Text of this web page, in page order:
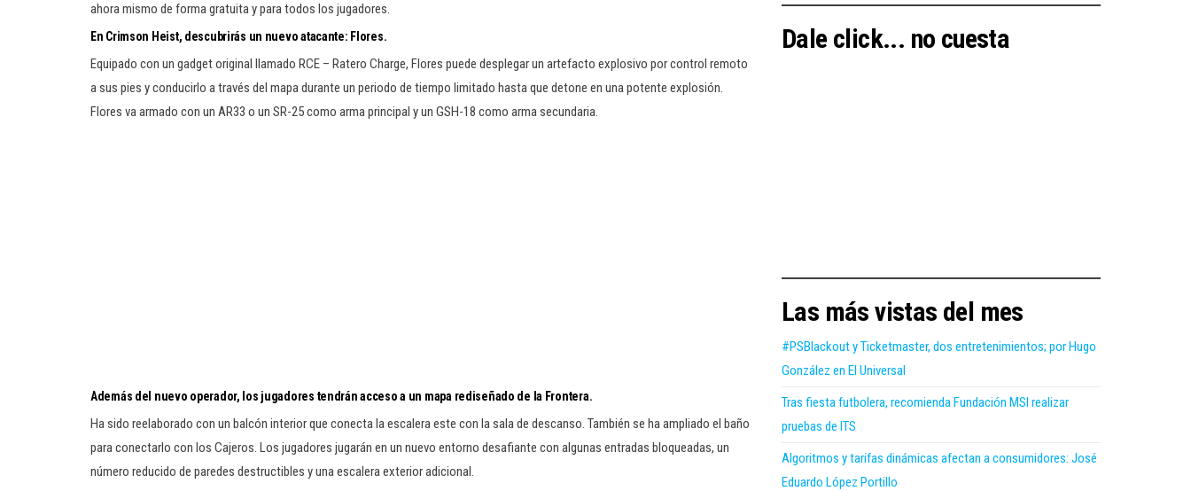
ahora mismo de forma gratuita y para todos los jugadores.
En Crimson Heist, descubrirás un nuevo atacante: Flores.
Equipado con un gadget original llamado RCE – Ratero Charge, Flores puede desplegar un artefacto explosivo por control remoto
a sus pies y conducirlo a través del mapa durante un periodo de tiempo limitado hasta que detone en una potente explosión.
Flores va armado con un AR33 o un SR-25 como arma principal y un GSH-18 como arma secundaria.
Además del nuevo operador, los jugadores tendrán acceso a un mapa rediseñado de la Frontera.
Ha sido reelaborado con un balcón interior que conecta la escalera este con la sala de descanso. También se ha ampliado el baño
para conectarlo con los Cajeros. Los jugadores jugarán en un nuevo entorno desafiante con algunas entradas bloqueadas, un
número reducido de paredes destructibles y una escalera exterior adicional.
Dale click... no cuesta
Las más vistas del mes
#PSBlackout y Ticketmaster, dos entretenimientos; por Hugo
González en El Universal
Tras fiesta futbolera, recomienda Fundación MSI realizar
pruebas de ITS
Algoritmos y tarifas dinámicas afectan a consumidores: José
Eduardo López Portillo